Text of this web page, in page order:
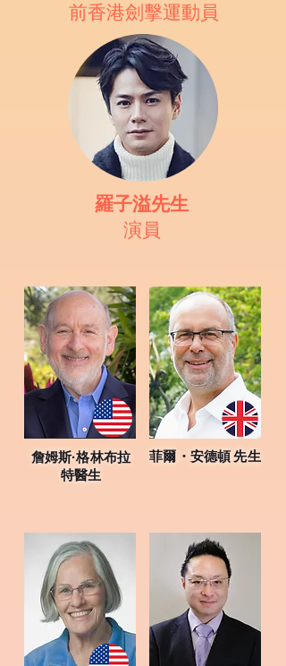
前香港劍擊運動員
羅子溢先生
演員
詹姆斯·格林布拉
特醫生
菲爾・安德頓 先生